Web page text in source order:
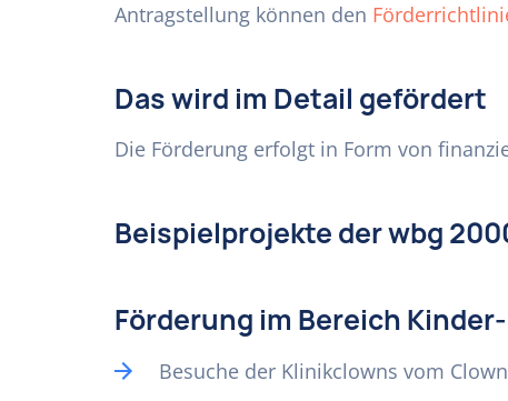
Antragstellung können den
Das wird im Detail gefördert
Die Förderung erfolgt in Form von
Beispielprojekte der wbg
Förderung im Bereich
Besuche der Klinikclowns vom